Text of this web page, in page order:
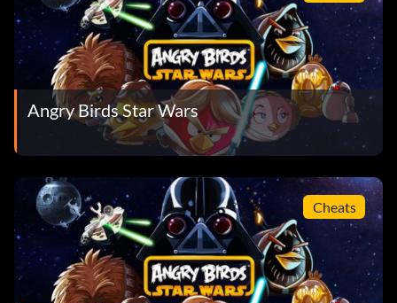
Angry Birds Star Wars
Cheats